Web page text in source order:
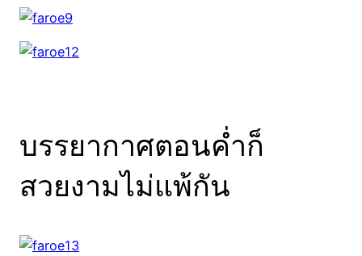
บรรยากาศตอนค่ำก็
สวยงามไม่แพ้กัน